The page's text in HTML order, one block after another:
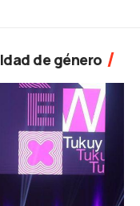
de género